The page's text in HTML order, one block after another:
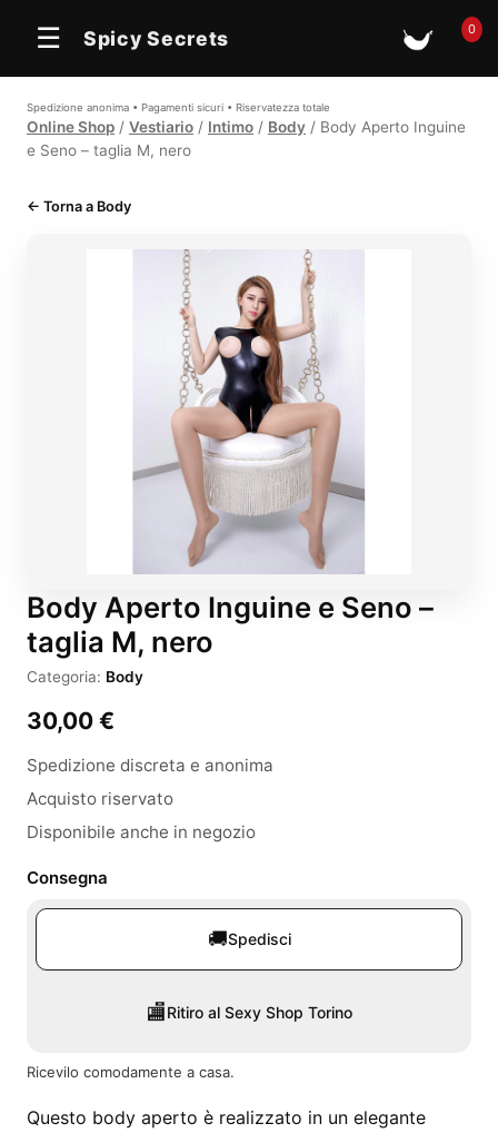
☰ Spicy Secrets 🛒0
Spedizione anonima • Pagamenti sicuri • Riservatezza totale
Online Shop / Vestiario / Intimo / Body / Body Aperto Inguine
e Seno – taglia M, nero
← Torna a Body
Body Aperto Inguine e Seno –
taglia M, nero
Categoria: Body
30,00 €
Spedizione discreta e anonima
Acquisto riservato
Disponibile anche in negozio
Consegna
🚚Spedisci
🏬Ritiro al Sexy Shop Torino
Ricevilo comodamente a casa.
Questo body aperto è realizzato in un elegante
In